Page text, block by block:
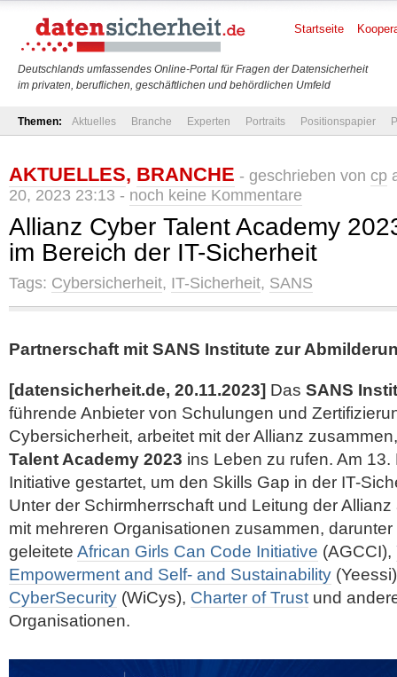
Deutschlands umfassendes Online-Portal für Fragen der Datensicherheit
im privaten, beruflichen, geschäftlichen und behördlichen Umfeld
Startseite
Themen: Aktuelles Branche Experten Portraits Positionspapier
AKTUELLES, BRANCHE - geschrieben von cp
20, 2023 23:13 - noch keine Kommentare
Allianz Cyber Talent Academy
im Bereich der IT-Sicherheit
Tags: Cybersicherheit, IT-Sicherheit, SANS
Partnerschaft mit SANS Institute zur
[datensicherheit.de, 20.11.2023] Das SANS
führende Anbieter von Schulungen und
Cybersicherheit, arbeitet mit der Allianz
Talent Academy 2023 ins Leben zu rufen. Am
Initiative gestartet, um den Skills Gap in der IT-
Unter der Schirmherrschaft und Leitung der
mit mehreren Organisationen zusammen,
geleitete African Girls Can Code Initiative (AGCCI),
Empowerment and Self- and Sustainability
CyberSecurity (WiCys), Charter of Trust und
Organisationen.